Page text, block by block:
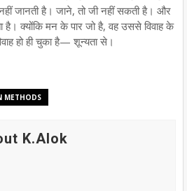
जानती है। जाने, तो जी नहीं सकती है। और
है। क्योंकि मन के पार जो है, वह उससे विवाह के
हो ही चुका है— शून्यता से।
METHODS
K.Alok